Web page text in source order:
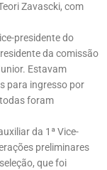
Zavascki, com
presidente do
da comissão
Estavam
para ingresso por
foram
da 1ª Vice-
preliminares
que foi